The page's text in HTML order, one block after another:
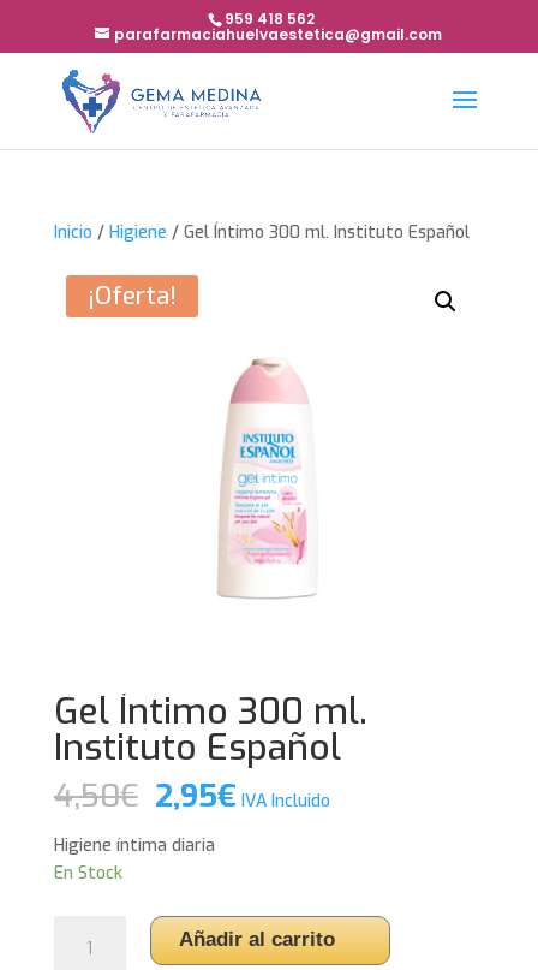
959 418 562
parafarmaciahuelvaestetica@gmail.com
Inicio / Higiene / Gel Íntimo 300 ml. Instituto Español
¡Oferta!
Gel Íntimo 300 ml.
Instituto Español
4,50€ El
precio
original
4,50€.
2,95€El
2,95€.
IVA Incluido
Higiene íntima diaria
En Stock
Íntimo
Añadir al carrito